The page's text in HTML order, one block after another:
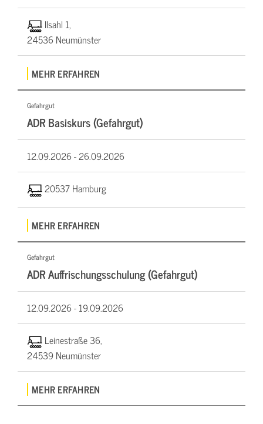
Ilsahl 1,
24536 Neumünster
MEHR ERFAHREN
Gefahrgut
ADR Basiskurs (Gefahrgut)
12.09.2026 -26.09.2026
20537 Hamburg
MEHR ERFAHREN
Gefahrgut
ADR Auffrischungsschulung (Gefahrgut)
12.09.2026 -19.09.2026
Leinestraße 36,
24539 Neumünster
MEHR ERFAHREN